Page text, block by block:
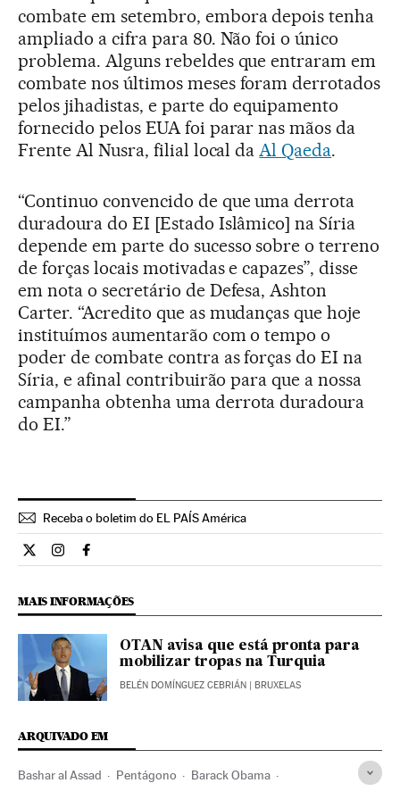
combate em setembro, embora depois tenha
ampliado a cifra para 80. Não foi o único
problema. Alguns rebeldes que entraram em
combate nos últimos meses foram derrotados
pelos jihadistas, e parte do equipamento
fornecido pelos EUA foi parar nas mãos da
Frente Al Nusra, filial local daAl Qaeda.
“Continuo convencido de que uma derrota
duradoura do EI [Estado Islâmico] na Síria
depende em parte do sucesso sobre o terreno
de forças locais motivadas e capazes”, disse
em nota o secretário de Defesa, Ashton
Carter. “Acredito que as mudanças que hoje
instituímos aumentarão com o tempo o
poder de combate contra as forças do EI na
Síria, e afinal contribuirão para que a nossa
campanha obtenha uma derrota duradoura
do EI.”
Receba o boletim do EL PAÍS América
Internacional El País Brasil en Twitter
Internacional El País Brasil en Instagram
Internacional El País Brasil en Facebook
MAIS INFORMAÇÕES
OTAN avisa que está pronta para
mobilizar tropas na Turquia
BELÉN DOMÍNGUEZ CEBRIÁN | BRUXELAS
ARQUIVADO EM
Bashar al Assad Pentágono Barack Obama